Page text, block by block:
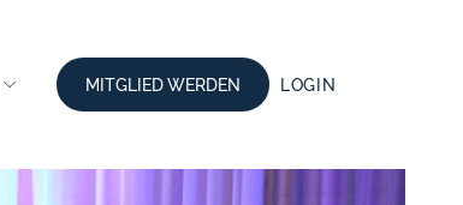
MITGLIED WERDEN LOGIN